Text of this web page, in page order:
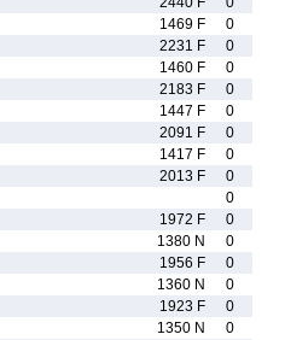
1469 F
0
2231 F
0
1460 F
0
2183 F
0
1447 F
0
2091 F
0
1417 F
0
2013 F
0
0
1972 F
0
1380 N
0
1956 F
0
1360 N
0
1923 F
0
1350 N
0